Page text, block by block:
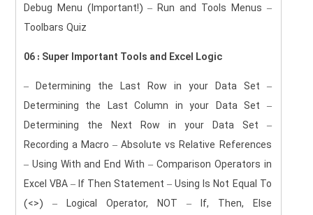
Debug Menu (Important!) – Run and Tools Menus –
Toolbars Quiz
06 : Super Important Tools and Excel Logic
– Determining the Last Row in your Data Set –
Determining the Last Column in your Data Set –
Determining the Next Row in your Data Set –
Recording a Macro – Absolute vs Relative References
– Using With and End With – Comparison Operators in
Excel VBA – If Then Statement – Using Is Not Equal To
(<>) – Logical Operator, NOT – If, Then, Else